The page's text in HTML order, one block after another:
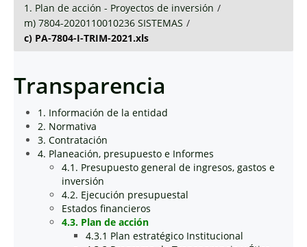
1. Plan de acción - Proyectos de inversión /
m) 7804-2020110010236 SISTEMAS /
c) PA-7804-I-TRIM-2021.xls
Transparencia
1. Información de la entidad
2. Normativa
3. Contratación
4. Planeación, presupuesto e Informes
4.1. Presupuesto general de ingresos, gastos e
inversión
4.2. Ejecución presupuestal
Estados financieros
4.3. Plan de acción
4.3.1 Plan estratégico Institucional